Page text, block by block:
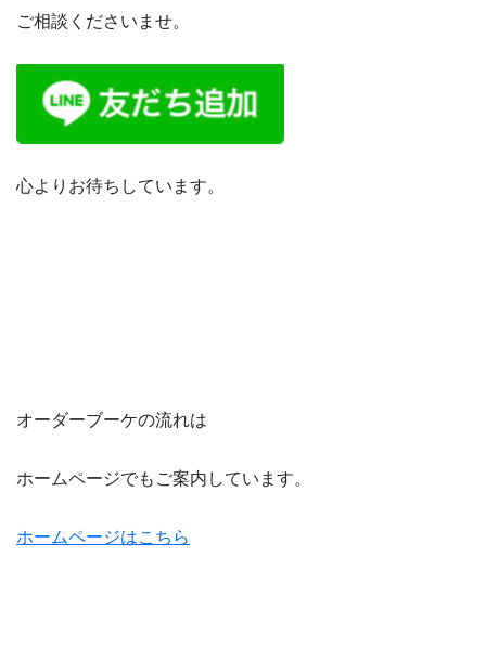
ご相談くださいませ。
心よりお待ちしています。
オーダーブーケの流れは
ホームページでもご案内しています。
ホームページはこちら